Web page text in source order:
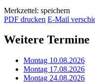
Merkzettel: speichern
PDF drucken E-Mail
Weitere Termine
Montag 10.08.2026
Montag 17.08.2026
Montag 24.08.2026